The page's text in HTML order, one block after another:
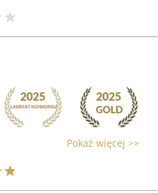
Pokaż więcej >>